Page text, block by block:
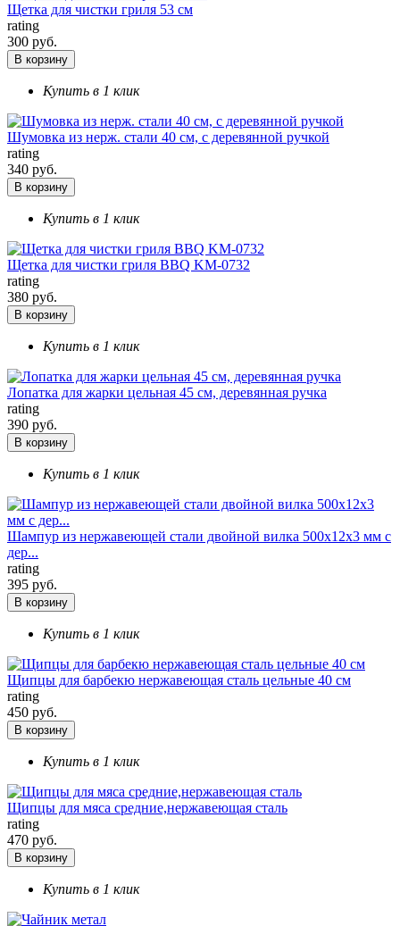
Щетка для чистки гриля 53 см
rating
300 руб.
В корзину
Купить в 1 клик
Шумовка из нерж. стали 40 см, с деревянной ручкой
rating
340 руб.
В корзину
Купить в 1 клик
Щетка для чистки гриля BBQ KM-0732
rating
380 руб.
В корзину
Купить в 1 клик
Лопатка для жарки цельная 45 см, деревянная ручка
rating
390 руб.
В корзину
Купить в 1 клик
Шампур из нержавеющей стали двойной вилка 500х12х3 мм с
дер...
rating
395 руб.
В корзину
Купить в 1 клик
Щипцы для барбекю нержавеющая сталь цельные 40 см
rating
450 руб.
В корзину
Купить в 1 клик
Щипцы для мяса средние,нержавеющая сталь
rating
470 руб.
В корзину
Купить в 1 клик